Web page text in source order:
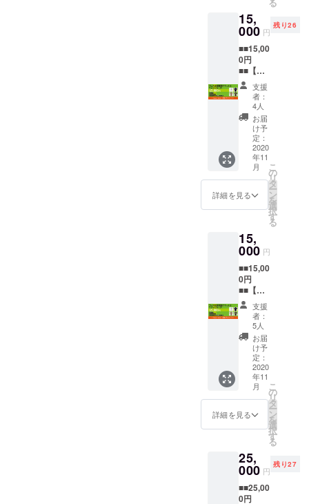
◆主な活動
◆（コン
イブ、イベ
ントなど）
名古屋ブ
ルーノー
ト、名古屋
市芸創セン
ター、フィ
ドラーズ・
フェス・コ
ンサート at
名古屋千種
場、ホテル
フォレス
タ、大阪ATC
サンセット
ホール、メ
ニコンヒト
ミホール、
ビックセン
ター（コロ
ネット）、
カンクラ
熱田文化小
劇場、厚木
文化会館、
すみだトリ
お礼と
して感
謝メッ
セージ
をお送
りしま
す。 ②
フェス
のライ
ブ音源
（10曲
程度）
フェス
の臨場
感をご
家庭
で！ ※
を収録
したオ
ル音源
を編集
してお
送りい
たしま
す。 ※
楽曲は
権利の
発生し
ない曲
また
は、出
権利を
持つ楽
す。
（許可
確認
済） ※
きな金
額を上
乗せす
る事が
出来ま
す。 頂
いたご
支援は
活動継
続のた
め、大
切に使
わせて
頂きま
す。 ①
お礼
メール
して感
謝メッ
セージ
をお送
りしま
す。 ②
オリジ
ナル
グッズ
福袋
CD、
トート
バッ
グ、ス
テッ
カー、
缶バッ
gravel
walk オ
ルグッ
15,
000 円
残り26
■■15,00
0円
■■【フ
ェス会
場観覧
チケッ
ト&T
シャツ
コー
ス】 皆
様のご
支援お
待ちし
ていま
す。リ
ターン
後、次
の画面
でお好
きな金
額を上
乗せす
る事が
出来ま
す。 頂
いたご
支援は
活動継
続のた
め、大
切に使
わせて
頂きま
ご支援
頂いた
お礼と
して感
謝メッ
支援
者：
4人
お届
け予
定：
2020
年11
月
詳細を見る
こ
の
リ
タ
ー
ン
を
選
択
す
る
15,
000 円
■■15,00
0円
■■【フ
ェス配
信視聴
チケッ
ト&T
シャツ
コー
ス】 皆
様のご
支援お
待ちし
ていま
す。リ
ターン
後、次
の画面
でお好
きな金
額を上
支援
者：
5人
お届
け予
定：
2020
年11
月
詳細を見る
こ
の
リ
タ
ー
ン
を
選
択
す
る
25,
000 円
残り27
■■25,00
0円